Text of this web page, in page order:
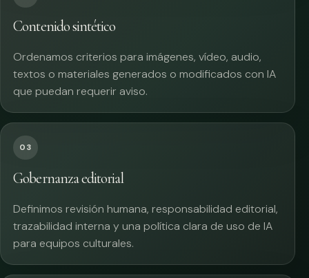
Contenido sintético
Ordenamos criterios para imágenes, vídeo, audio,
textos o materiales generados o modificados con IA
que puedan requerir aviso.
03
Gobernanza editorial
Definimos revisión humana, responsabilidad editorial,
trazabilidad interna y una política clara de uso de IA
para equipos culturales.